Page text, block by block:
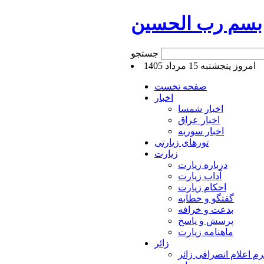
بسم رب الحسین
امروز پنجشنبه 15 مرداد 1405
صفحه نخست
اخبار
اخبار شمسا
اخبار عراق
اخبار سوریه
تورهای زیارتی
زیارت
درباره زیارت
آداب زیارت
احکام زیارت
گفتگو و خطابه
بدعت و خرافه
پرسش و پاسخ
ماهنامه زیارت
زائر
اعلام انصرافی زائر